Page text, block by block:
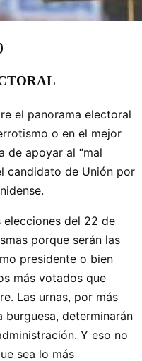
el panorama electoral
o en el mejor
de apoyar al “mal
candidato de Unión por
del 22 de
porque serán las
presidente o bien
más votados que
Las urnas, por más
determinarán
Y eso no
sea lo más